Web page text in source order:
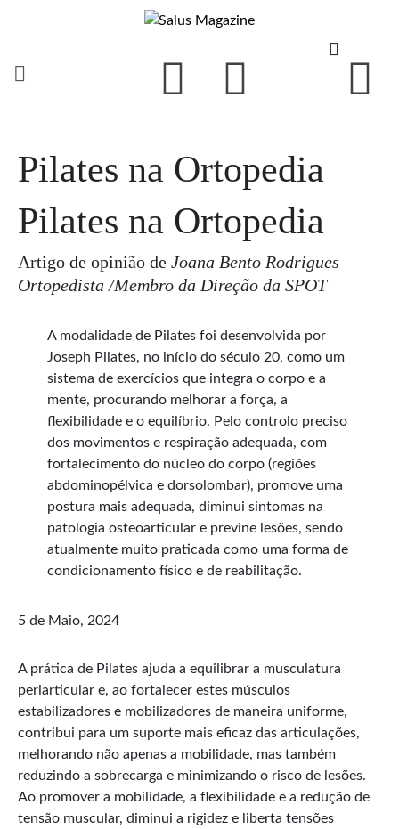
Pilates na Ortopedia
Pilates na Ortopedia
Artigo de opinião de Joana Bento Rodrigues –
Ortopedista /Membro da Direção da SPOT
A modalidade de Pilates foi desenvolvida por
Joseph Pilates, no início do século 20, como um
sistema de exercícios que integra o corpo e a
mente, procurando melhorar a força, a
flexibilidade e o equilíbrio. Pelo controlo preciso
dos movimentos e respiração adequada, com
fortalecimento do núcleo do corpo (regiões
abdominopélvica e dorsolombar), promove uma
postura mais adequada, diminui sintomas na
patologia osteoarticular e previne lesões, sendo
atualmente muito praticada como uma forma de
condicionamento físico e de reabilitação.
5 de Maio, 2024
A prática de Pilates ajuda a equilibrar a musculatura
periarticular e, ao fortalecer estes músculos
estabilizadores e mobilizadores de maneira uniforme,
contribui para um suporte mais eficaz das articulações,
melhorando não apenas a mobilidade, mas também
reduzindo a sobrecarga e minimizando o risco de lesões.
Ao promover a mobilidade, a flexibilidade e a redução de
tensão muscular, diminui a rigidez e liberta tensões